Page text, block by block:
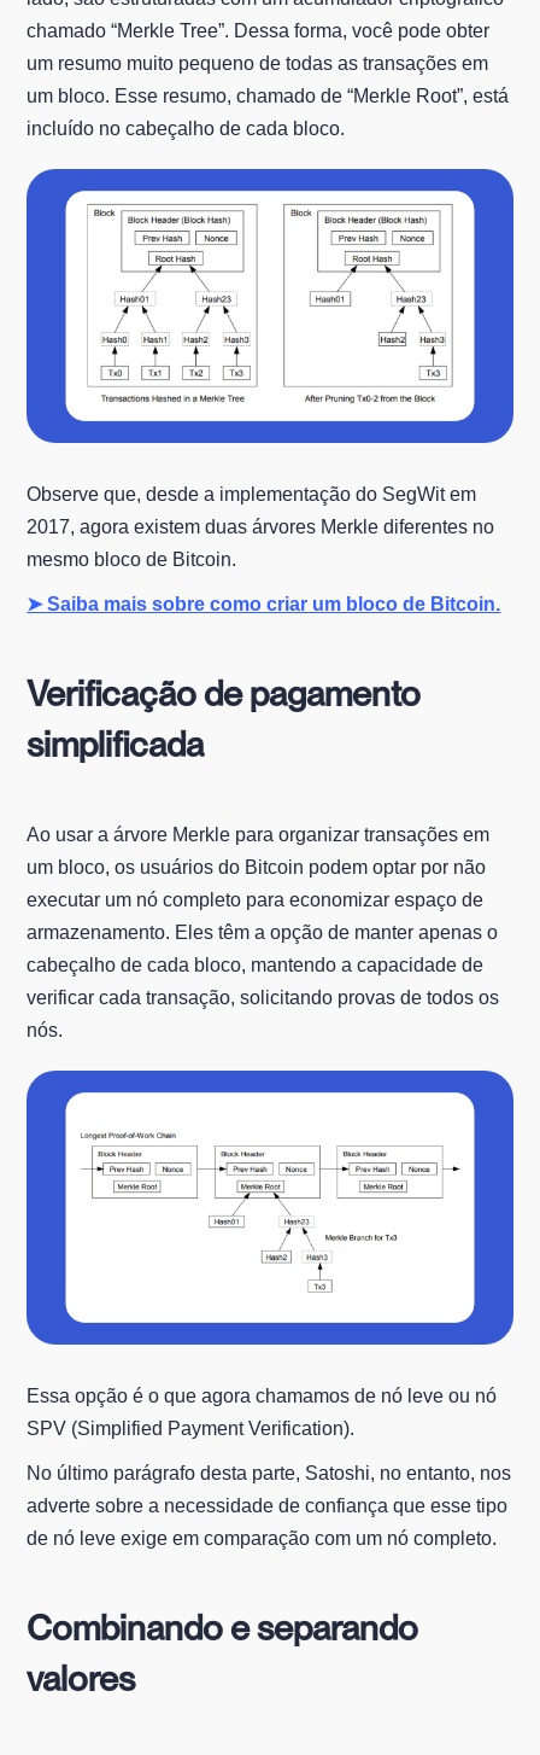
chamado “Merkle Tree”. Dessa forma, você pode obter
um resumo muito pequeno de todas as transações em
um bloco. Esse resumo, chamado de “Merkle Root”, está
incluído no cabeçalho de cada bloco.
Observe que, desde a implementação do SegWit em
2017, agora existem duas árvores Merkle diferentes no
mesmo bloco de Bitcoin.
➤ Saiba mais sobre como criar um bloco de Bitcoin.
Verificação de pagamento
simplificada
Ao usar a árvore Merkle para organizar transações em
um bloco, os usuários do Bitcoin podem optar por não
executar um nó completo para economizar espaço de
armazenamento. Eles têm a opção de manter apenas o
cabeçalho de cada bloco, mantendo a capacidade de
verificar cada transação, solicitando provas de todos os
nós.
Essa opção é o que agora chamamos de nó leve ou nó
SPV (Simplified Payment Verification).
No último parágrafo desta parte, Satoshi, no entanto, nos
adverte sobre a necessidade de confiança que esse tipo
de nó leve exige em comparação com um nó completo.
Combinando e separando
valores